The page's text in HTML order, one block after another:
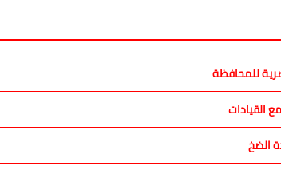
للمحافظة
القيادات
الضخ